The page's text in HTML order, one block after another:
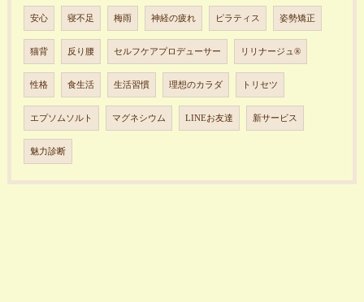
安心 寝不足 梅雨 神経の疲れ ピラティス 姿勢矯正
猫背 反り腰 セルフケアプロデューサー リリナージュ®︎
性格 食生活 生活習慣 理想のカラダ トリセツ
エプソムソルト マグネシウム LINEお友達 新サービス
魅力診断